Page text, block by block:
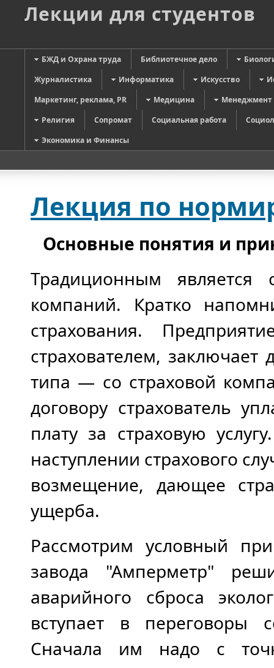
Лекции для студентов
БЖД и Охрана труда Библиотечное дело
Журналистика
Информатика Искусство
Маркетинг, реклама, PR
Медицина
Менеджмент
Религия
Сопромат Социальная работа
Экономика и Финансы
Лекция по
Основные понятия и
Традиционным является
компаний. Кратко
страхования.
страхователем, заключает
типа — со страховой
договору страхователь
плату за страховую
наступлении страхового
возмещение, дающее
ущерба.
Рассмотрим условный
завода "Амперметр"
аварийного сброса
вступает в переговоры
Сначала им надо с